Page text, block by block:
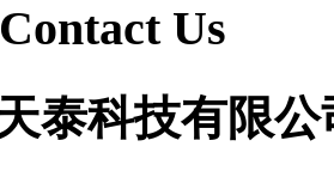
Contact Us
泰科技有限公